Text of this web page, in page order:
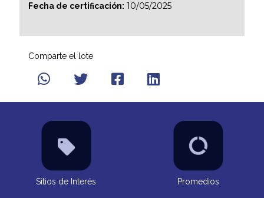
Fecha de certificación: 10/05/2025
Comparte el lote
Sitios de Interés Promedios